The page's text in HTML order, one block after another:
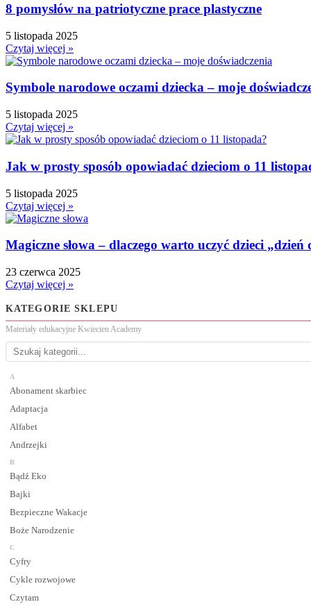
8 pomysłów na patriotyczne prace plastyczne
5 listopada 2025
Czytaj więcej »
Symbole narodowe oczami dziecka – moje
5 listopada 2025
Czytaj więcej »
Jak w prosty sposób opowiadać dzieciom o 11
5 listopada 2025
Czytaj więcej »
Magiczne słowa – dlaczego warto uczyć dzieci
23 czerwca 2025
Czytaj więcej »
KATEGORIE SKLEPU
Materiały edukacyjne Kwiecien Academy
A
Abonament skarbiec
Adaptacja
Alfabet
Andrzejki
B
Bądź Eko
Bajki
Bezpieczne Wakacje
Boże Narodzenie
C
Cyfry
Cykle rozwojowe
Czytam